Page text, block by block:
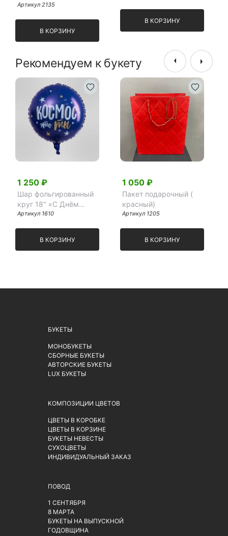
эвкалипта
Артикул 2135
В КОРЗИНУ
В КОРЗИНУ
Рекомендуем к букету
1 250 ₽
Шар фольгированный
круг 18" «С Днём
рождения. Космос»
Артикул 1610
В КОРЗИНУ
1 050 ₽
Пакет подарочный (
красный)
Артикул 1205
В КОРЗИНУ
БУКЕТЫ
МОНОБУКЕТЫ
СБОРНЫЕ БУКЕТЫ
АВТОРСКИЕ БУКЕТЫ
LUX БУКЕТЫ
КОМПОЗИЦИИ ЦВЕТОВ
ЦВЕТЫ В КОРОБКЕ
ЦВЕТЫ В КОРЗИНЕ
БУКЕТЫ НЕВЕСТЫ
СУХОЦВЕТЫ
ИНДИВИДУАЛЬНЫЙ ЗАКАЗ
ПОВОД
1 СЕНТЯБРЯ
8 МАРТА
БУКЕТЫ НА ВЫПУСКНОЙ
ГОДОВЩИНА